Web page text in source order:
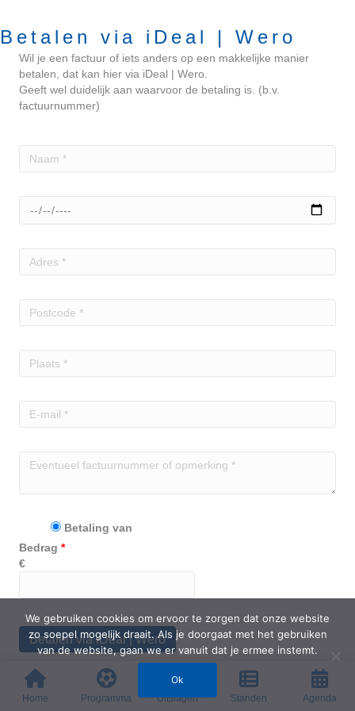
Betalen via iDeal | Wero
Wil je een factuur of iets anders op een makkelijke manier
betalen, dat kan hier via iDeal | Wero.
Geeft wel duidelijk aan waarvoor de betaling is. (b.v.
factuurnummer)
Betaling van
Bedrag *
€
Betalen via iDeal | Wero
Home Programma Uitslagen Standen Agenda
We gebruiken cookies om ervoor te zorgen dat onze website
zo soepel mogelijk draait. Als je doorgaat met het gebruiken
van de website, gaan we er vanuit dat je ermee instemt.
Ok